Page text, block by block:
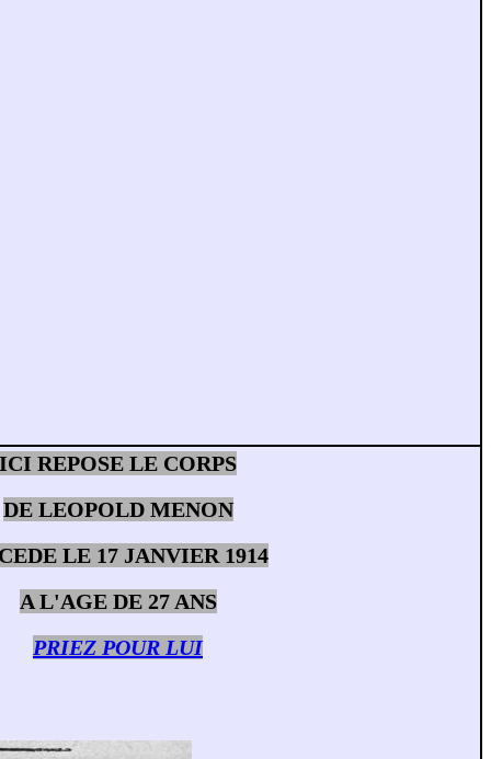
ICI REPOSE LE CORPS
DE LEOPOLD MENON
LE 17 JANVIER 1914
A L'AGE DE 27 ANS
PRIEZ POUR LUI